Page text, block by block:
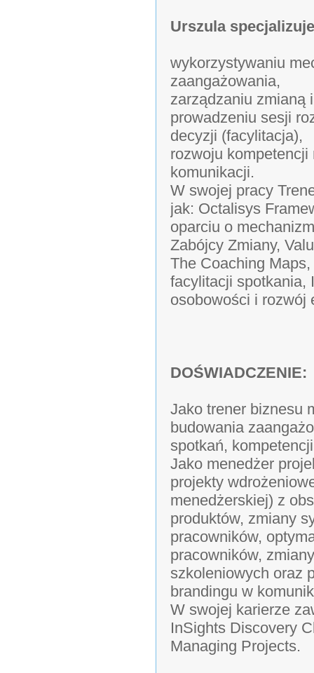
Urszula
wykorzystywaniu
zaangażowania,
zarządzaniu zmianą
prowadzeniu sesji
decyzji (facylitacja),
rozwoju
komunikacji.
W swojej pracy
jak: Octalisys
oparciu o
Zabójcy Zmiany,
The Coaching
facylitacji spotkania,
osobowości i rozwój
DOŚWIADCZENIE:
Jako trener biznesu
budowania
spotkań,
Jako menedżer
projekty
menedżerskiej) z
produktów, zmiany
pracowników,
pracowników,
szkoleniowych oraz
brandingu w
W swojej karierze
InSights Discovery
Managing Projects.